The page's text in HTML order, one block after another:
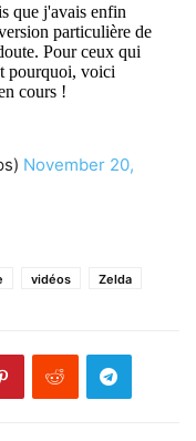
que j'avais enfin
particulière de
Pour ceux qui
pourquoi, voici
cours !
November 20,
vidéos Zelda